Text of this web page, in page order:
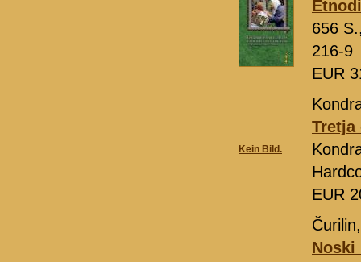
656
216-9
EUR
Kein Bild.
Tretja
EUR
Noski